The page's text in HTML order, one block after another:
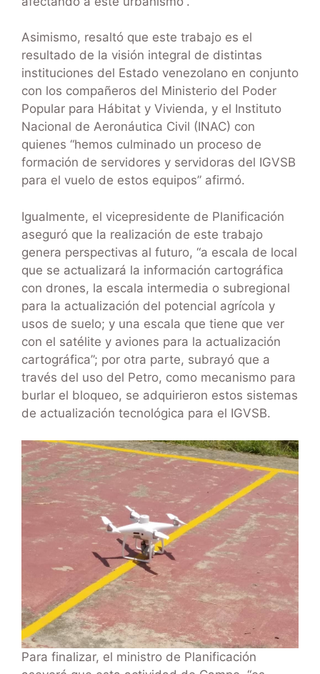
Asimismo, resaltó que este trabajo es el
resultado de la visión integral de distintas
instituciones del Estado venezolano en conjunto
con los compañeros del Ministerio del Poder
Popular para Hábitat y Vivienda, y el Instituto
Nacional de Aeronáutica Civil (INAC) con
quienes “hemos culminado un proceso de
formación de servidores y servidoras del IGVSB
para el vuelo de estos equipos” afirmó.
Igualmente, el vicepresidente de Planificación
aseguró que la realización de este trabajo
genera perspectivas al futuro, “a escala de local
que se actualizará la información cartográfica
con drones, la escala intermedia o subregional
para la actualización del potencial agrícola y
usos de suelo; y una escala que tiene que ver
con el satélite y aviones para la actualización
cartográfica”; por otra parte, subrayó que a
través del uso del Petro, como mecanismo para
burlar el bloqueo, se adquirieron estos sistemas
de actualización tecnológica para el IGVSB.
Para finalizar, el ministro de Planificación